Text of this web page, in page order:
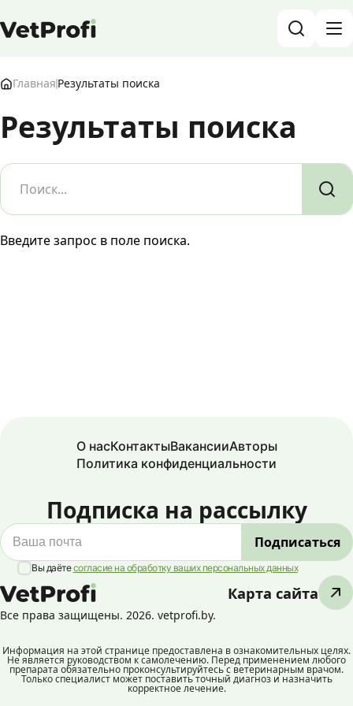
Блог о животных
Форум
Главная Результаты поиска
Результаты поиска
Введите запрос в поле поиска.
О насКонтактыВакансииАвторы
Политика конфиденциальности
Карта сайта
Все права защищены. 2026. vetprofi.by.
Подписка на рассылку
Вы даётесогласие на обработку ваших персональных данных
Информация на этой странице предоставлена в ознакомительных целях.
Не является руководством к самолечению. Перед применением любого
препарата обязательно проконсультируйтесь с ветеринарным врачом.
Только специалист может поставить точный диагноз и назначить
корректное лечение.